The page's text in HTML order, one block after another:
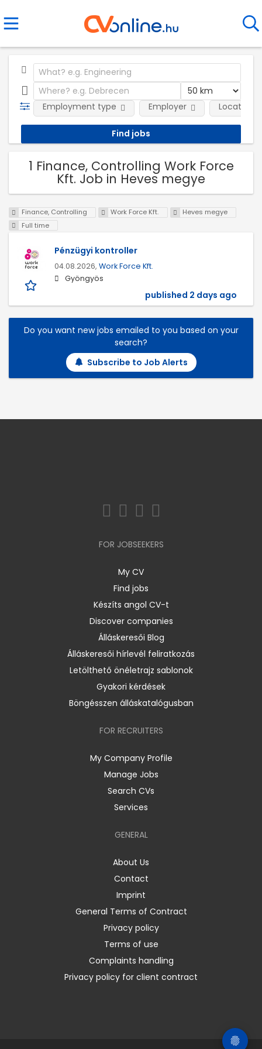
Employment type Employer Location
1 Finance, Controlling Work Force
Kft. Job in Heves megye
Finance, Controlling Work Force Kft.
Heves megye
Full time
Pénzügyi kontroller
04.08.2026, Work Force Kft.
Gyöngyös
published 2 days ago
Do you want new jobs emailed to you based on your
search?
Subscribe to Job Alerts
FOR JOBSEEKERS
My CV
Find jobs
Készíts angol CV-t
Discover companies
Álláskeresői Blog
Álláskeresői hírlevél feliratkozás
Letölthető önéletrajz sablonok
Gyakori kérdések
Böngésszen álláskatalógusban
FOR RECRUITERS
My Company Profile
Manage Jobs
Search CVs
Services
GENERAL
About Us
Contact
Imprint
General Terms of Contract
Privacy policy
Terms of use
Complaints handling
Privacy policy for client contract